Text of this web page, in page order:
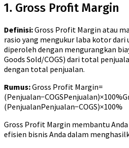
1. Gross Profit Margin
Definisi:Gross Profit Margin atau
rasio yang mengukur laba kotor dari
diperoleh dengan mengurangkan
Goods Sold/COGS) dari total
dengan total penjualan.
Rumus:Gross Profit Margin=
(Penjualan−COGSPenjualan)×100%
(PenjualanPenjualan−COGS)×100%
Gross Profit Margin membantu
efisien bisnis Anda dalam